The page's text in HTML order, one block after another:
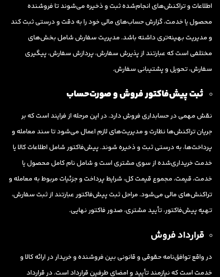
اطلاعات و تراکنش‌های انجام‌شده ثبت و ذخیره‌ می‌شوند تا فروشنده
محصول یا خدمت، گزارش حساب‌های مالی خود را به دقت و درستی ثبت کند
و مدیریت بهینه‌تری داشته باشد. مدیریت سفارش شامل بخش‌های
مختلفی است که عبارتند از پذیرش سفارش، پردازش سفارش، پیگیری
سفارش، تحویل و پشتیبانی سفارش.
ثبت پیش‌فاکتور فروش و صورت‌حساب
نقش مهمی در حسابداری فروش دارد. در این مرحله از فرایند است که بر
جریان تراکنش‌ها نظارت و مدیریت‌های لازم اعمال می‌شود تا سند معامله و
پرداخت‌ها، به درستی ثبت و ذخیره شوند. پیش‌فاکتور شامل اطلاعات کالا یا
خدمت خریداری‌شده از سوی مشتری است و شامل نام کامل محصول یا
خدمت، قیمت، مجموع قیمت کل، شرایط پرداخت و جزئیات مربوط به معامله و
تراکنش‌های مالی می‌شود. مراحل ثبت پیش‌فاکتور عبارتند از ثبت سفارش،
تهیه پیش‌فاکتور، تأیید مشتری، صدور فاکتور نهایی.
قرارداد فروش
در واقع توافق‌نامه حقوقی و قانونی بین فروشنده و خریدار در ارائه کالا و
خدمت است که نیازمند تأیید و امضای طرفین قرارداد است. در قرارداد